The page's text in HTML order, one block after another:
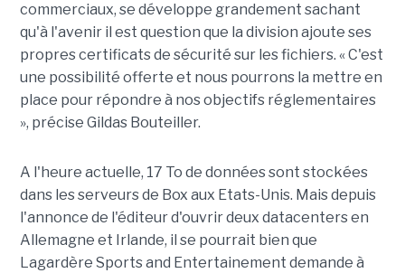
commerciaux, se développe grandement sachant
qu'à l'avenir il est question que la division ajoute ses
propres certificats de sécurité sur les fichiers. « C'est
une possibilité offerte et nous pourrons la mettre en
place pour répondre à nos objectifs réglementaires
», précise Gildas Bouteiller.
A l'heure actuelle, 17 To de données sont stockées
dans les serveurs de Box aux Etats-Unis. Mais depuis
l'annonce de l'éditeur d'ouvrir deux datacenters en
Allemagne et Irlande, il se pourrait bien que
Lagardère Sports and Entertainement demande à